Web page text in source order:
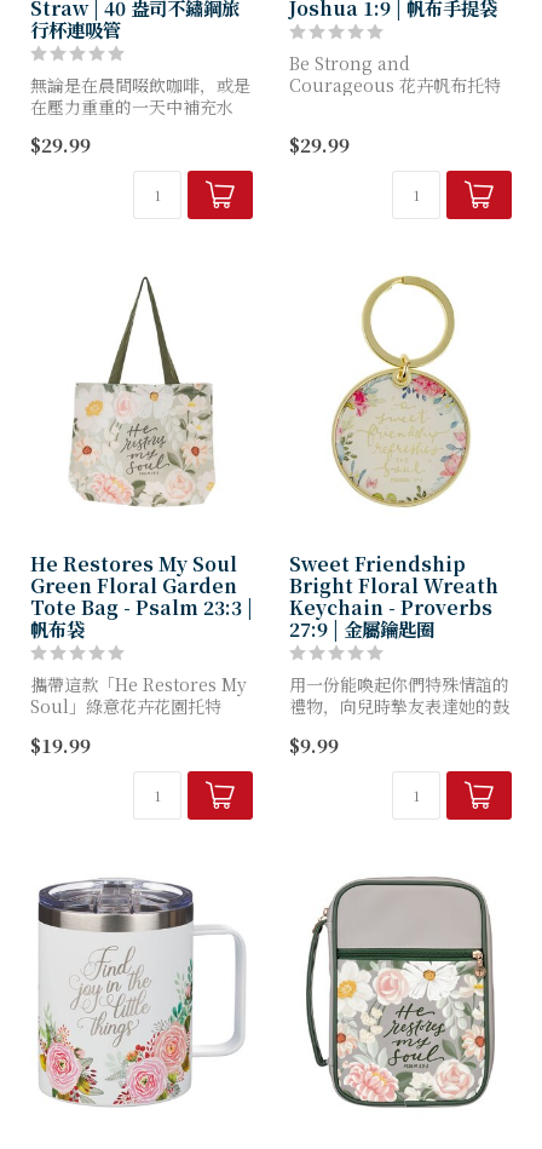
Straw | 40 盎司不鏽鋼旅
行杯連吸管
無論是在晨間啜飲咖啡，或是
在壓力重重的一天中補充水
Her」粉紅花卉40盎司不鏽鋼
吸管杯，都將提醒您：力量遠
比環境更為深遠。這款...
$29.99
Joshua 1:9 | 帆布手提袋
Be Strong and
Courageous 花卉帆布托特
具深意又時尚的鼓舞方式的基
督徒女性而設計。
$29.99
He Restores My Soul
Green Floral Garden
Tote Bag - Psalm 23:3 |
帆布袋
攜帶這款「He Restores My
Soul」綠意花卉花園托特
——祂應許在您人生每一步都
賜予復甦、引導與祝福。
這款鼠尾草綠...
$19.99
Sweet Friendship
Bright Floral Wreath
Keychain - Proverbs
27:9 | 金屬鑰匙圈
用一份能喚起你們特殊情誼的
禮物，向兒時摯友表達她的鼓
「Sweet Friendship」繽紛
花環鑰匙圈是充滿活力的謝
禮，無論她外出辦事、通勤...
$9.99